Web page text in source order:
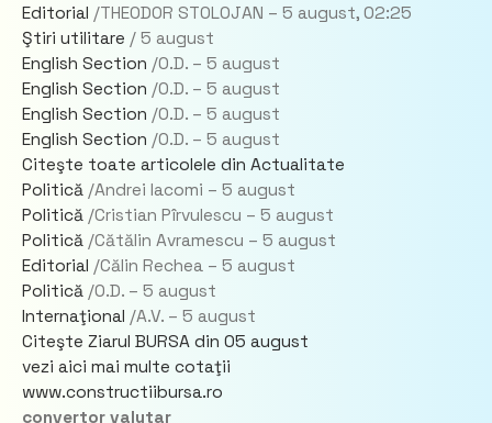
Editorial /THEODOR STOLOJAN – 5 august, 02:25
Ştiri utilitare / 5 august
English Section /O.D. – 5 august
English Section /O.D. – 5 august
English Section /O.D. – 5 august
English Section /O.D. – 5 august
Citeşte toate articolele din Actualitate
Politică /Andrei Iacomi – 5 august
Politică /Cristian Pîrvulescu – 5 august
Politică /Cătălin Avramescu – 5 august
Editorial /Călin Rechea – 5 august
Politică /O.D. – 5 august
Internaţional /A.V. – 5 august
Citeşte Ziarul BURSA din 05 august
vezi aici mai multe cotaţii
www.constructiibursa.ro
convertor valutar